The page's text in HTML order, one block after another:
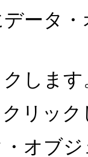
ータ
します
リッ
オブ